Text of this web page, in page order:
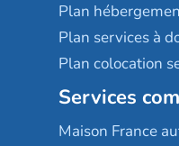
Plan
Plan services à
Plan colocation
Services
Maison France